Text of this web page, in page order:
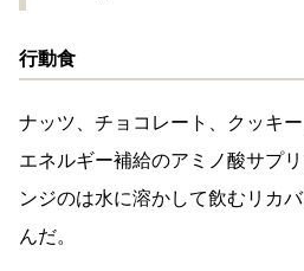
行動食
ナッツ、チョコレート、クッキ
エネルギー補給のアミノ酸サプ
ンジのは水に溶かして飲むリカ
んだ。